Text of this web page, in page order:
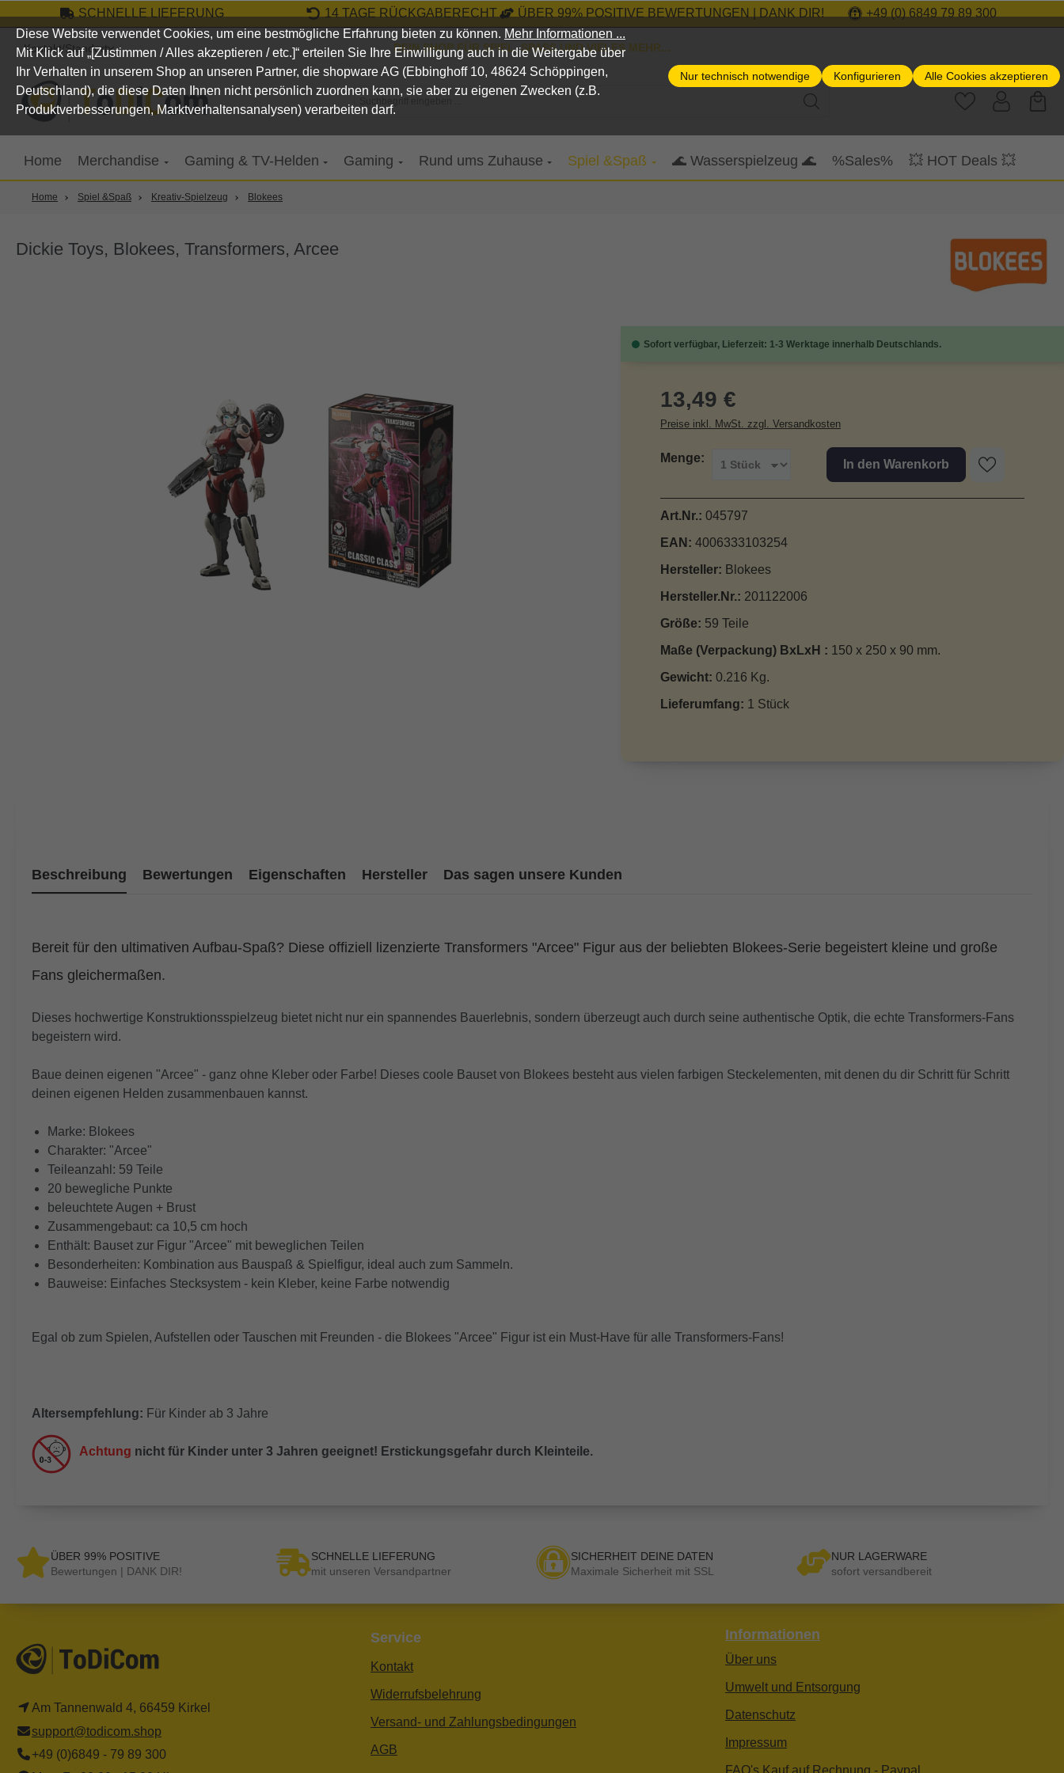
Hauptinhalt springen
Zur Suche springen
Zur Hauptnavigation springen
SCHNELLE LIEFERUNG 14 TAGE RÜCKGABERECHT ÜBER 99% POSITIVE BEWERTUNGEN | DANK DIR! +49 (0) 6849 79 89 300
Kontakt/Standort DEIN SHOP FÜR SPIEL, SPASS UND VIELES MEHR...
Suchbegriff eingeben ...
Home Merchandise Gaming & TV-Helden Gaming Rund ums Zuhause Spiel &Spaß 🌊 Wasserspielzeug 🌊 %Sales% 💥 HOT Deals 💥
Home Spiel &Spaß Kreativ-Spielzeug Blokees
Dickie Toys, Blokees, Transformers, Arcee
Sofort verfügbar, Lieferzeit: 1-3 Werktage innerhalb Deutschlands.
Regulärer Preis:
13,49 €
Preise inkl. MwSt. zzgl. Versandkosten
Menge: In den Warenkorb
Art.Nr.: 045797
EAN: 4006333103254
Hersteller: Blokees
Hersteller.Nr.: 201122006
Größe: 59 Teile
Maße (Verpackung) BxLxH : 150 x 250 x 90 mm.
Gewicht: 0.216 Kg.
Lieferumfang: 1 Stück
Beschreibung Bewertungen Eigenschaften Hersteller Das sagen unsere Kunden
Bereit für den ultimativen Aufbau-Spaß? Diese offiziell lizenzierte Transformers "Arcee" Figur aus der beliebten Blokees-Serie begeistert kleine und große
Fans gleichermaßen.
Dieses hochwertige Konstruktionsspielzeug bietet nicht nur ein spannendes Bauerlebnis, sondern überzeugt auch durch seine authentische Optik, die echte Transformers-Fans
begeistern wird.
Baue deinen eigenen "Arcee" - ganz ohne Kleber oder Farbe! Dieses coole Bauset von Blokees besteht aus vielen farbigen Steckelementen, mit denen du dir Schritt für Schritt
deinen eigenen Helden zusammenbauen kannst.
Marke: Blokees
Charakter: "Arcee"
Teileanzahl: 59 Teile
20 bewegliche Punkte
beleuchtete Augen + Brust
Zusammengebaut: ca 10,5 cm hoch
Enthält: Bauset zur Figur "Arcee" mit beweglichen Teilen
Besonderheiten: Kombination aus Bauspaß & Spielfigur, ideal auch zum Sammeln.
Bauweise: Einfaches Stecksystem - kein Kleber, keine Farbe notwendig
Egal ob zum Spielen, Aufstellen oder Tauschen mit Freunden - die Blokees "Arcee" Figur ist ein Must-Have für alle Transformers-Fans!
Altersempfehlung: Für Kinder ab 3 Jahre
Achtung nicht für Kinder unter 3 Jahren geeignet! Erstickungsgefahr durch Kleinteile.
ÜBER 99% POSITIVE
Bewertungen | DANK DIR!
SCHNELLE LIEFERUNG
mit unseren Versandpartner
SICHERHEIT DEINE DATEN
Maximale Sicherheit mit SSL
NUR LAGERWARE
sofort versandbereit
Am Tannenwald 4, 66459 Kirkel
support@todicom.shop
+49 (0)6849 - 79 89 300
Service
Kontakt
Widerrufsbelehrung
Versand- und Zahlungsbedingungen
AGB
Informationen
Über uns
Umwelt und Entsorgung
Datenschutz
Impressum
Diese Website verwendet Cookies, um eine bestmögliche Erfahrung bieten zu können. Mehr Informationen ...
Mit Klick auf „[Zustimmen / Alles akzeptieren / etc.]“ erteilen Sie Ihre Einwilligung auch in die Weitergabe über
Ihr Verhalten in unserem Shop an unseren Partner, die shopware AG (Ebbinghoff 10, 48624 Schöppingen,
Deutschland), die diese Daten Ihnen nicht persönlich zuordnen kann, sie aber zu eigenen Zwecken (z.B.
Produktverbesserungen, Marktverhaltensanalysen) verarbeiten darf.
Nur technisch notwendige Konfigurieren Alle Cookies akzeptieren